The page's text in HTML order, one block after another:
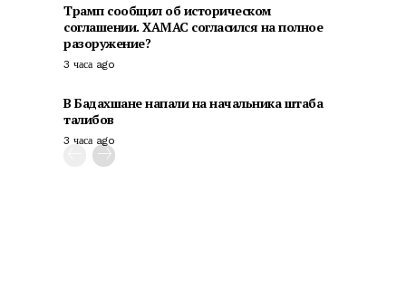
Трамп сообщил об историческом
соглашении. ХАМАС согласился на полное
разоружение?
3 часа ago
В Бадахшане напали на начальника штаба
талибов
3 часа ago